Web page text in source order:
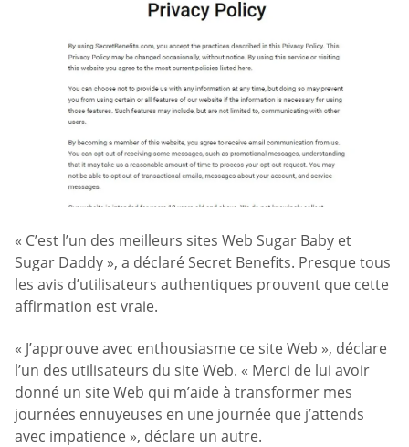
« C’est l’un des meilleurs sites Web Sugar Baby et
Sugar Daddy », a déclaré Secret Benefits. Presque tous
les avis d’utilisateurs authentiques prouvent que cette
affirmation est vraie.
« J’approuve avec enthousiasme ce site Web », déclare
l’un des utilisateurs du site Web. « Merci de lui avoir
donné un site Web qui m’aide à transformer mes
journées ennuyeuses en une journée que j’attends
avec impatience », déclare un autre.